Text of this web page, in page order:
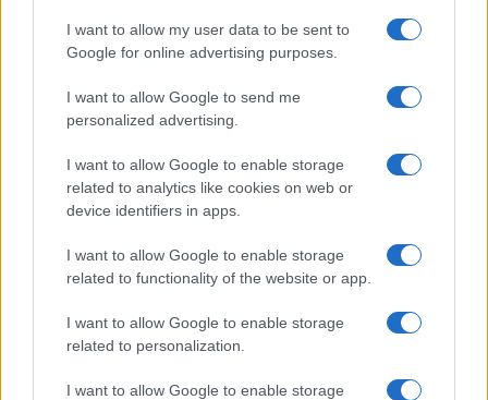
I want to allow my user data to be sent to
Google for online advertising purposes.
I want to allow Google to send me
personalized advertising.
I want to allow Google to enable storage
related to analytics like cookies on web or
device identifiers in apps.
I want to allow Google to enable storage
related to functionality of the website or app.
I want to allow Google to enable storage
related to personalization.
I want to allow Google to enable storage
Steakhouse EURCV
(STEAKEURCV)
Epoch Island
(EPOCH)
$0.032
Stride Staked Injective
(STINJ)
$16.49
Vested XOR